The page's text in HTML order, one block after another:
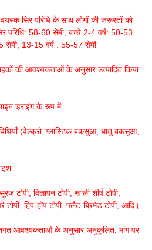
वयस्क सिर परिधि के साथ लोगों की जरूरतों को
परिधि: 58-60 सेमी, बच्चे 2-4 वर्ष: 50-53
सेमी, 13-15 वर्ष : 55-57 सेमी
की आवश्यकताओं के अनुसार उत्पादित किया
ड्राइंग के रूप में
(वेल्क्रो, प्लास्टिक बकसुआ, धातु बकसुआ,
टोपी, विज्ञापन टोपी, खाली शीर्ष टोपी,
टोपी, हिप-हॉप टोपी, फ्लैट-ब्रिमेड टोपी, आदि।
आवश्यकताओं के अनुसार अनुकूलित, मांग पर